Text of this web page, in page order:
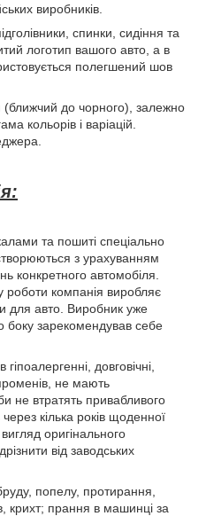
виробників.
спинки, сидіння та
логотип вашого авто, а в
полегшений шов
(ближчий до чорного), залежно
кольорів і варіацій.
та пошиті спеціально
з урахуванням
конкретного автомобіля.
роботи компанія виробляє
для авто. Виробник уже
боку зарекомендував себе
довговічні,
не мають
не втратять привабливого
кілька років щоденної
оригінального
від заводських
попелу, протирання,
крихт; прання в машинці за